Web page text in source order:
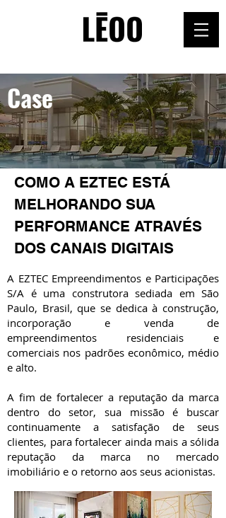
Case
COMO A EZTEC ESTÁ
MELHORANDO SUA
PERFORMANCE ATRAVÉS
DOS CANAIS DIGITAIS
A EZTEC Empreendimentos e Participações
S/A é uma construtora sediada em São
Paulo, Brasil, que se dedica à construção,
incorporação e venda de
empreendimentos residenciais e
comerciais nos padrões econômico, médio
e alto.
A fim de fortalecer a reputação da marca
dentro do setor, sua missão é buscar
continuamente a satisfação de seus
clientes, para fortalecer ainda mais a sólida
reputação da marca no mercado
imobiliário e o retorno aos seus acionistas.